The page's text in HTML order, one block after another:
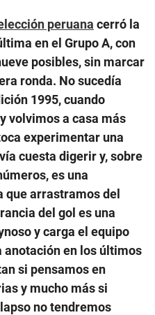
peruana cerró la
en el Grupo A, con
posibles, sin marcar
ronda. No sucedía
1995, cuando
volvimos a casa más
experimentar una
cuesta digerir y, sobre
es una
que arrastramos del
del gol es una
y carga el equipo
anotación en los últimos
si pensamos en
y mucho más si
no tendremos